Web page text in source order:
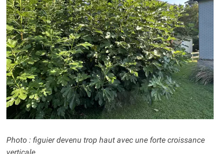
Photo : figuier devenu trop haut avec une forte croissance